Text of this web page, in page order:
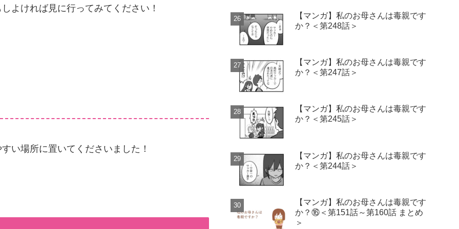
よければ見に行ってみてください！
い場所に置いてくださいました！
【マンガ】私のお母さんは毒親です
か？＜第248話＞
【マンガ】私のお母さんは毒親です
か？＜第247話＞
【マンガ】私のお母さんは毒親です
か？＜第245話＞
【マンガ】私のお母さんは毒親です
か？＜第244話＞
【マンガ】私のお母さんは毒親です
か？⑯＜第151話～第160話 まとめ
＞